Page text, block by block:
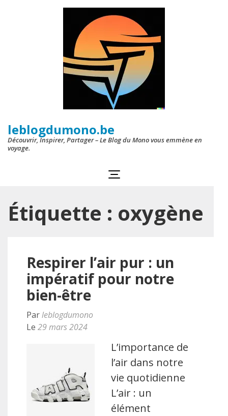
leblogdumono.be
Découvrir, Inspirer, Partager – Le Blog du Mono vous emmène en
voyage.
Étiquette : oxygène
Respirer l’air pur : un
impératif pour notre
bien-être
Parleblogdumono
Le 29 mars 2024
L’importance de
l’air dans notre
vie quotidienne
L’air : un
élément